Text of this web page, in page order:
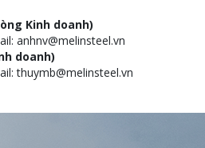
Kinh doanh)
anhnv@melinsteel.vn
doanh)
thuymb@melinsteel.vn